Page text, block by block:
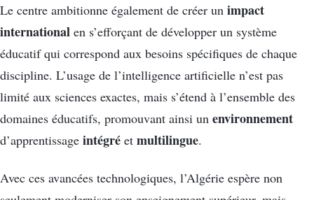
Le centre ambitionne également de créer un impact
international en s’efforçant de développer un système
éducatif qui correspond aux besoins spécifiques de chaque
discipline. L’usage de l’intelligence artificielle n’est pas
limité aux sciences exactes, mais s’étend à l’ensemble des
domaines éducatifs, promouvant ainsi un environnement
d’apprentissage intégré et multilingue.
Avec ces avancées technologiques, l’Algérie espère non